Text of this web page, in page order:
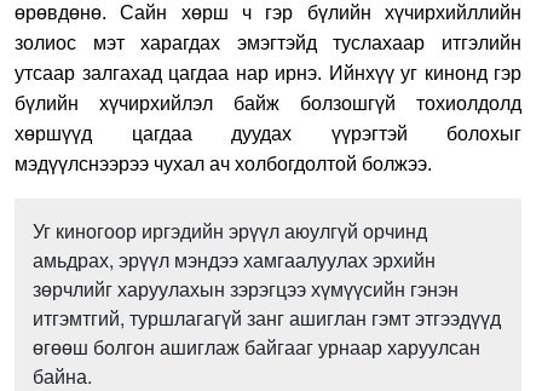
өрөвдөнө. Сайн хөрш ч гэр бүлийн хүчирхийллийн
золиос мэт харагдах эмэгтэйд туслахаар итгэлийн
утсаар залгахад цагдаа нар ирнэ. Ийнхүү уг кинонд гэр
бүлийн хүчирхийлэл байж болзошгүй тохиолдолд
хөршүүд цагдаа дуудах үүрэгтэй болохыг
мэдүүлснээрээ чухал ач холбогдолтой болжээ.
Уг киногоор иргэдийн эрүүл аюулгүй орчинд
амьдрах, эрүүл мэндээ хамгаалуулах эрхийн
зөрчлийг харуулахын зэрэгцээ хүмүүсийн гэнэн
итгэмтгий, туршлагагүй занг ашиглан гэмт этгээдүүд
өгөөш болгон ашиглаж байгааг урнаар харуулсан
байна.